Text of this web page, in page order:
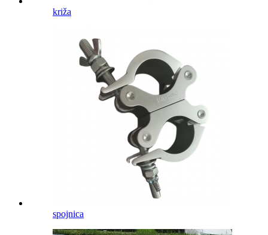
križa
spojnica